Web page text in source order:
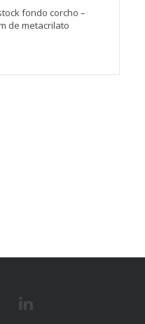
fondo corcho –
de metacrilato